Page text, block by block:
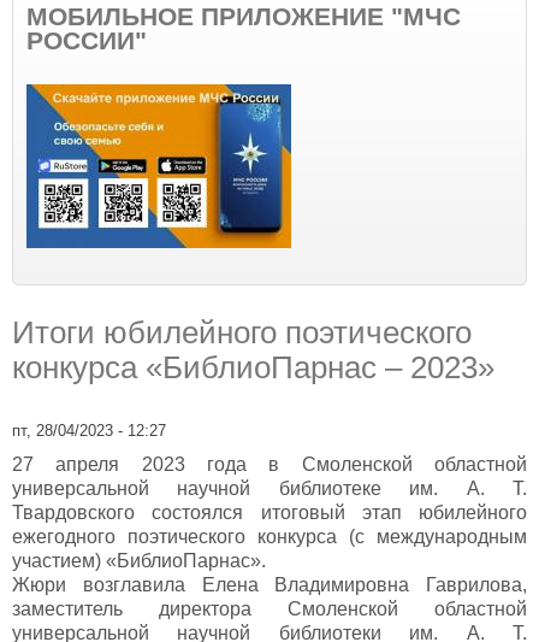
МОБИЛЬНОЕ ПРИЛОЖЕНИЕ "МЧС
РОССИИ"
Итоги юбилейного поэтического
конкурса «БиблиоПарнас – 2023»
пт, 28/04/2023 - 12:27
27 апреля 2023 года в Смоленской областной
универсальной научной библиотеке им. А. Т.
Твардовского состоялся итоговый этап юбилейного
ежегодного поэтического конкурса (с международным
участием) «БиблиоПарнас».
Жюри возглавила Елена Владимировна Гаврилова,
заместитель директора Смоленской областной
универсальной научной библиотеки им. А. Т.